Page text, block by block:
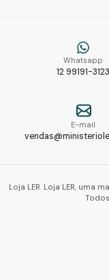
Whatsapp
12 99191-3123
E-mail
Loja LER. Loja LER, uma